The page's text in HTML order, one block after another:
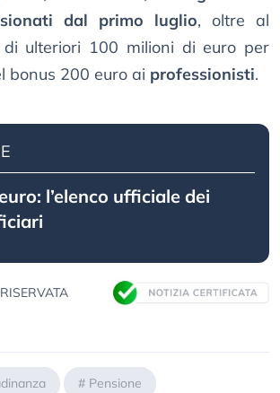
dal primo luglio, oltre al
di ulteriori 100 milioni di euro per
bonus 200 euro ai professionisti.
l’elenco ufficiale dei
# Pensione